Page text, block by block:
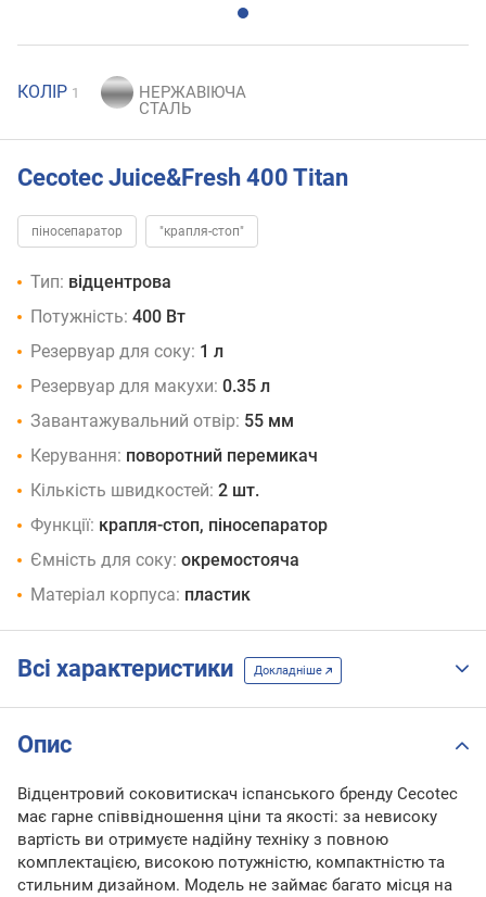
КОЛІР 1
Cecotec Juice&Fresh 400 Titan
піносепаратор "крапля-стоп"
Тип: відцентрова
Потужність: 400 Вт
Резервуар для соку: 1 л
Резервуар для макухи: 0.35 л
Завантажувальний отвір: 55 мм
Керування: поворотний перемикач
Кількість швидкостей: 2 шт.
Функції: крапля-стоп, піносепаратор
Ємність для соку: окремостояча
Матеріал корпуса: пластик
Всі характеристики Докладніше
Опис
Відцентровий соковитискач іспанського бренду Cecotec
має гарне співвідношення ціни та якості: за невисоку
вартість ви отримуєте надійну техніку з повною
комплектацією, високою потужністю, компактністю та
стильним дизайном. Модель не займає багато місця на